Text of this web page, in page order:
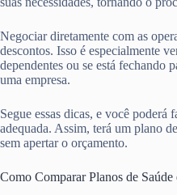
Negociar diretamente com as
descontos. Isso é especialmente
dependentes ou se está fechando
uma empresa.
Segue essas dicas, e você poderá
adequada. Assim, terá um plano
sem apertar o orçamento.
Como Comparar Planos de